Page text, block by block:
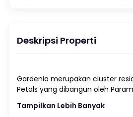
Deskripsi Properti
Gardenia merupakan cluster
Tampilkan Lebih Banyak